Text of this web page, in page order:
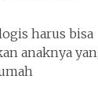
harus bisa
anaknya